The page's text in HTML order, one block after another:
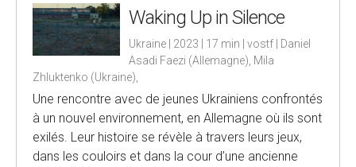
Waking Up in Silence
Ukraine | 2023 | 17 min | vostf | Daniel
Asadi Faezi (Allemagne), Mila
Zhluktenko (Ukraine),
Une rencontre avec de jeunes Ukrainiens confrontés
à un nouvel environnement, en Allemagne où ils sont
exilés. Leur histoire se révèle à travers leurs jeux,
dans les couloirs et dans la cour d’une ancienne